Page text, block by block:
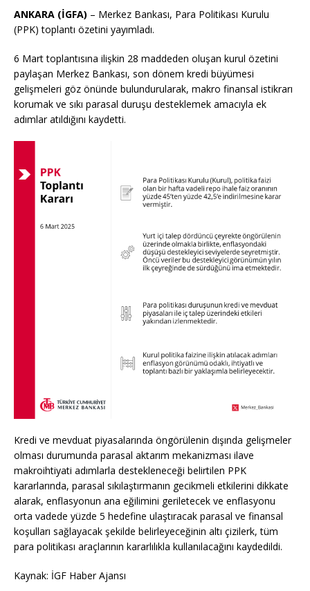
ANKARA (İGFA) – Merkez Bankası, Para Politikası Kurulu
(PPK) toplantı özetini yayımladı.
6 Mart toplantısına ilişkin 28 maddeden oluşan kurul özetini
paylaşan Merkez Bankası, son dönem kredi büyümesi
gelişmeleri göz önünde bulundurularak, makro finansal istikrarı
korumak ve sıkı parasal duruşu desteklemek amacıyla ek
adımlar atıldığını kaydetti.
Kredi ve mevduat piyasalarında öngörülenin dışında gelişmeler
olması durumunda parasal aktarım mekanizması ilave
makroihtiyati adımlarla destekleneceği belirtilen PPK
kararlarında, parasal sıkılaştırmanın gecikmeli etkilerini dikkate
alarak, enflasyonun ana eğilimini geriletecek ve enflasyonu
orta vadede yüzde 5 hedefine ulaştıracak parasal ve finansal
koşulları sağlayacak şekilde belirleyeceğinin altı çizilerk, tüm
para politikası araçlarının kararlılıkla kullanılacağını kaydedildi.
Kaynak: İGF Haber Ajansı